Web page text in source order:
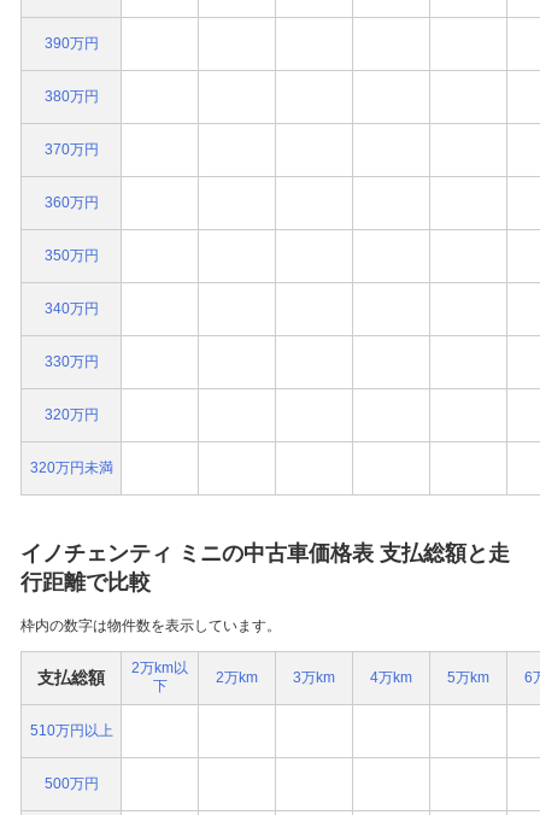
390万円
380万円
370万円
360万円
350万円
340万円
330万円
320万円
320万円未満
イノチェンティ ミニの中古車価格表 支払総額と走
行距離で比較
枠内の数字は物件数を表示しています。
支払総額
510万円以上
500万円
2万km以
下
2万km 3万km 4万km 5万km 6